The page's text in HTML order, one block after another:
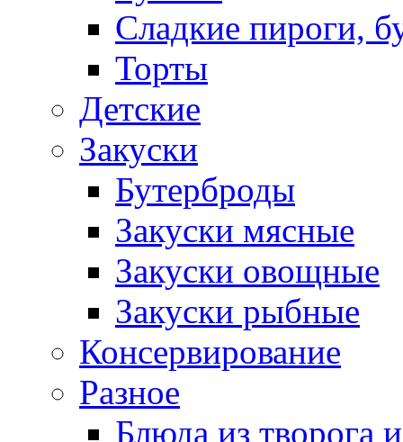
Сладкие пироги,
Торты
Детские
Закуски
Бутерброды
Закуски мясные
Закуски овощные
Закуски рыбные
Консервирование
Разное
Блюда из творога